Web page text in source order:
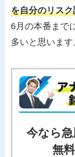
を自分のリス
6月の本番まで
多いと思います
今なら
無